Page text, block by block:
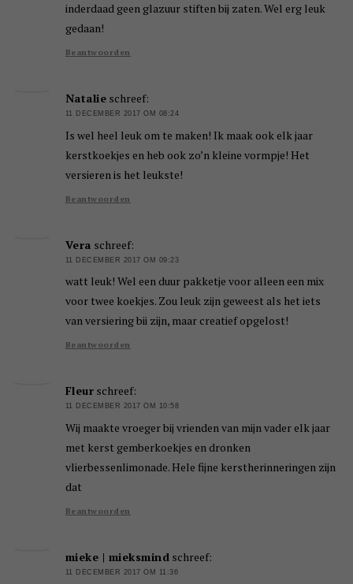
inderdaad geen glazuur stiften bij zaten. Wel erg leuk
gedaan!
Beantwoorden
Natalie schreef:
11 DECEMBER 2017 OM 08:24
Is wel heel leuk om te maken! Ik maak ook elk jaar
kerstkoekjes en heb ook zo’n kleine vormpje! Het
versieren is het leukste!
Beantwoorden
Vera schreef:
11 DECEMBER 2017 OM 09:23
watt leuk! Wel een duur pakketje voor alleen een mix
voor twee koekjes. Zou leuk zijn geweest als het iets
van versiering bii zijn, maar creatief opgelost!
Beantwoorden
Fleur schreef:
11 DECEMBER 2017 OM 10:58
Wij maakte vroeger bij vrienden van mijn vader elk jaar
met kerst gemberkoekjes en dronken
vlierbessenlimonade. Hele fijne kerstherinneringen zijn
dat
Beantwoorden
mieke | mieksmind schreef:
11 DECEMBER 2017 OM 11:36